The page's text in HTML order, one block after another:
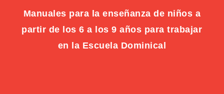
Manuales para la enseñanza de niños a
partir de los 6 a los 9 años para trabajar
en la Escuela Dominical